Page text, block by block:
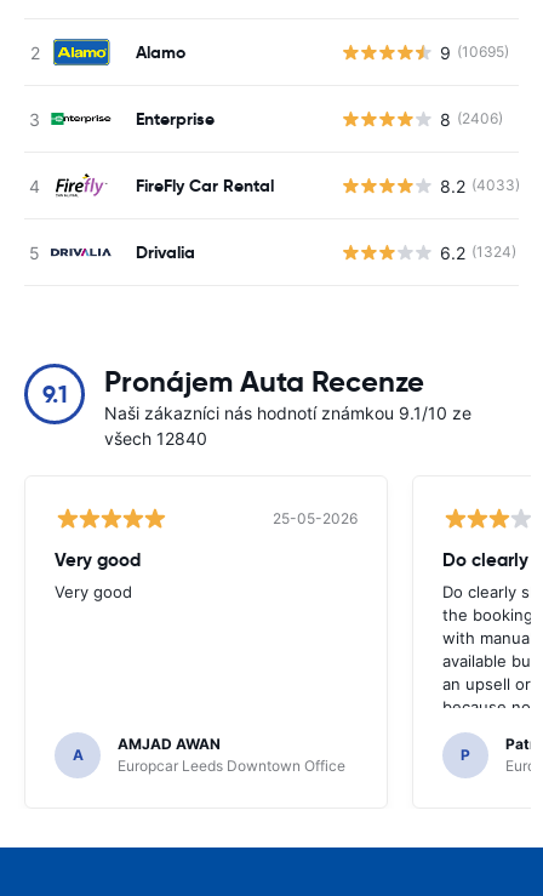
Alamo 9 (10695)
Enterprise 8 (2406)
FireFly Car Rental 8.2 (4033)
Drivalia 6.2 (1324)
9.1 Pronájem Auta Recenze
Naši zákazníci nás hodnotí známkou 9.1/10 ze
všech 12840
25-05-2026
Very good
Very good
A
AMJAD AWAN
Europcar Leeds Downtown Office
Do clearly
Do clearly
the booking
with manual
available
an upsell or
because no
time of
P